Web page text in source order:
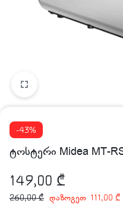
-43%
ტოსტერი Midea MT-
149,00 ₾
260,00₾ დაზოგეთ 111,00 ₾